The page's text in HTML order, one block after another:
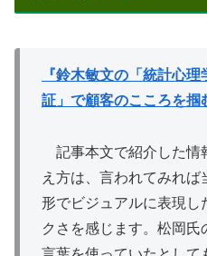
『鈴木敏文の「統計心
証」で顧客のこころを掴
記事本文で紹介した情
え方は、言われてみれ
形でビジュアルに表現し
クさを感じます。松岡氏